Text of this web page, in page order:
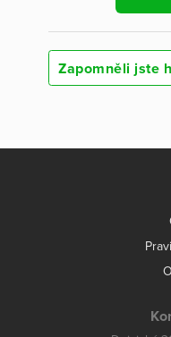
Zapomněli jste